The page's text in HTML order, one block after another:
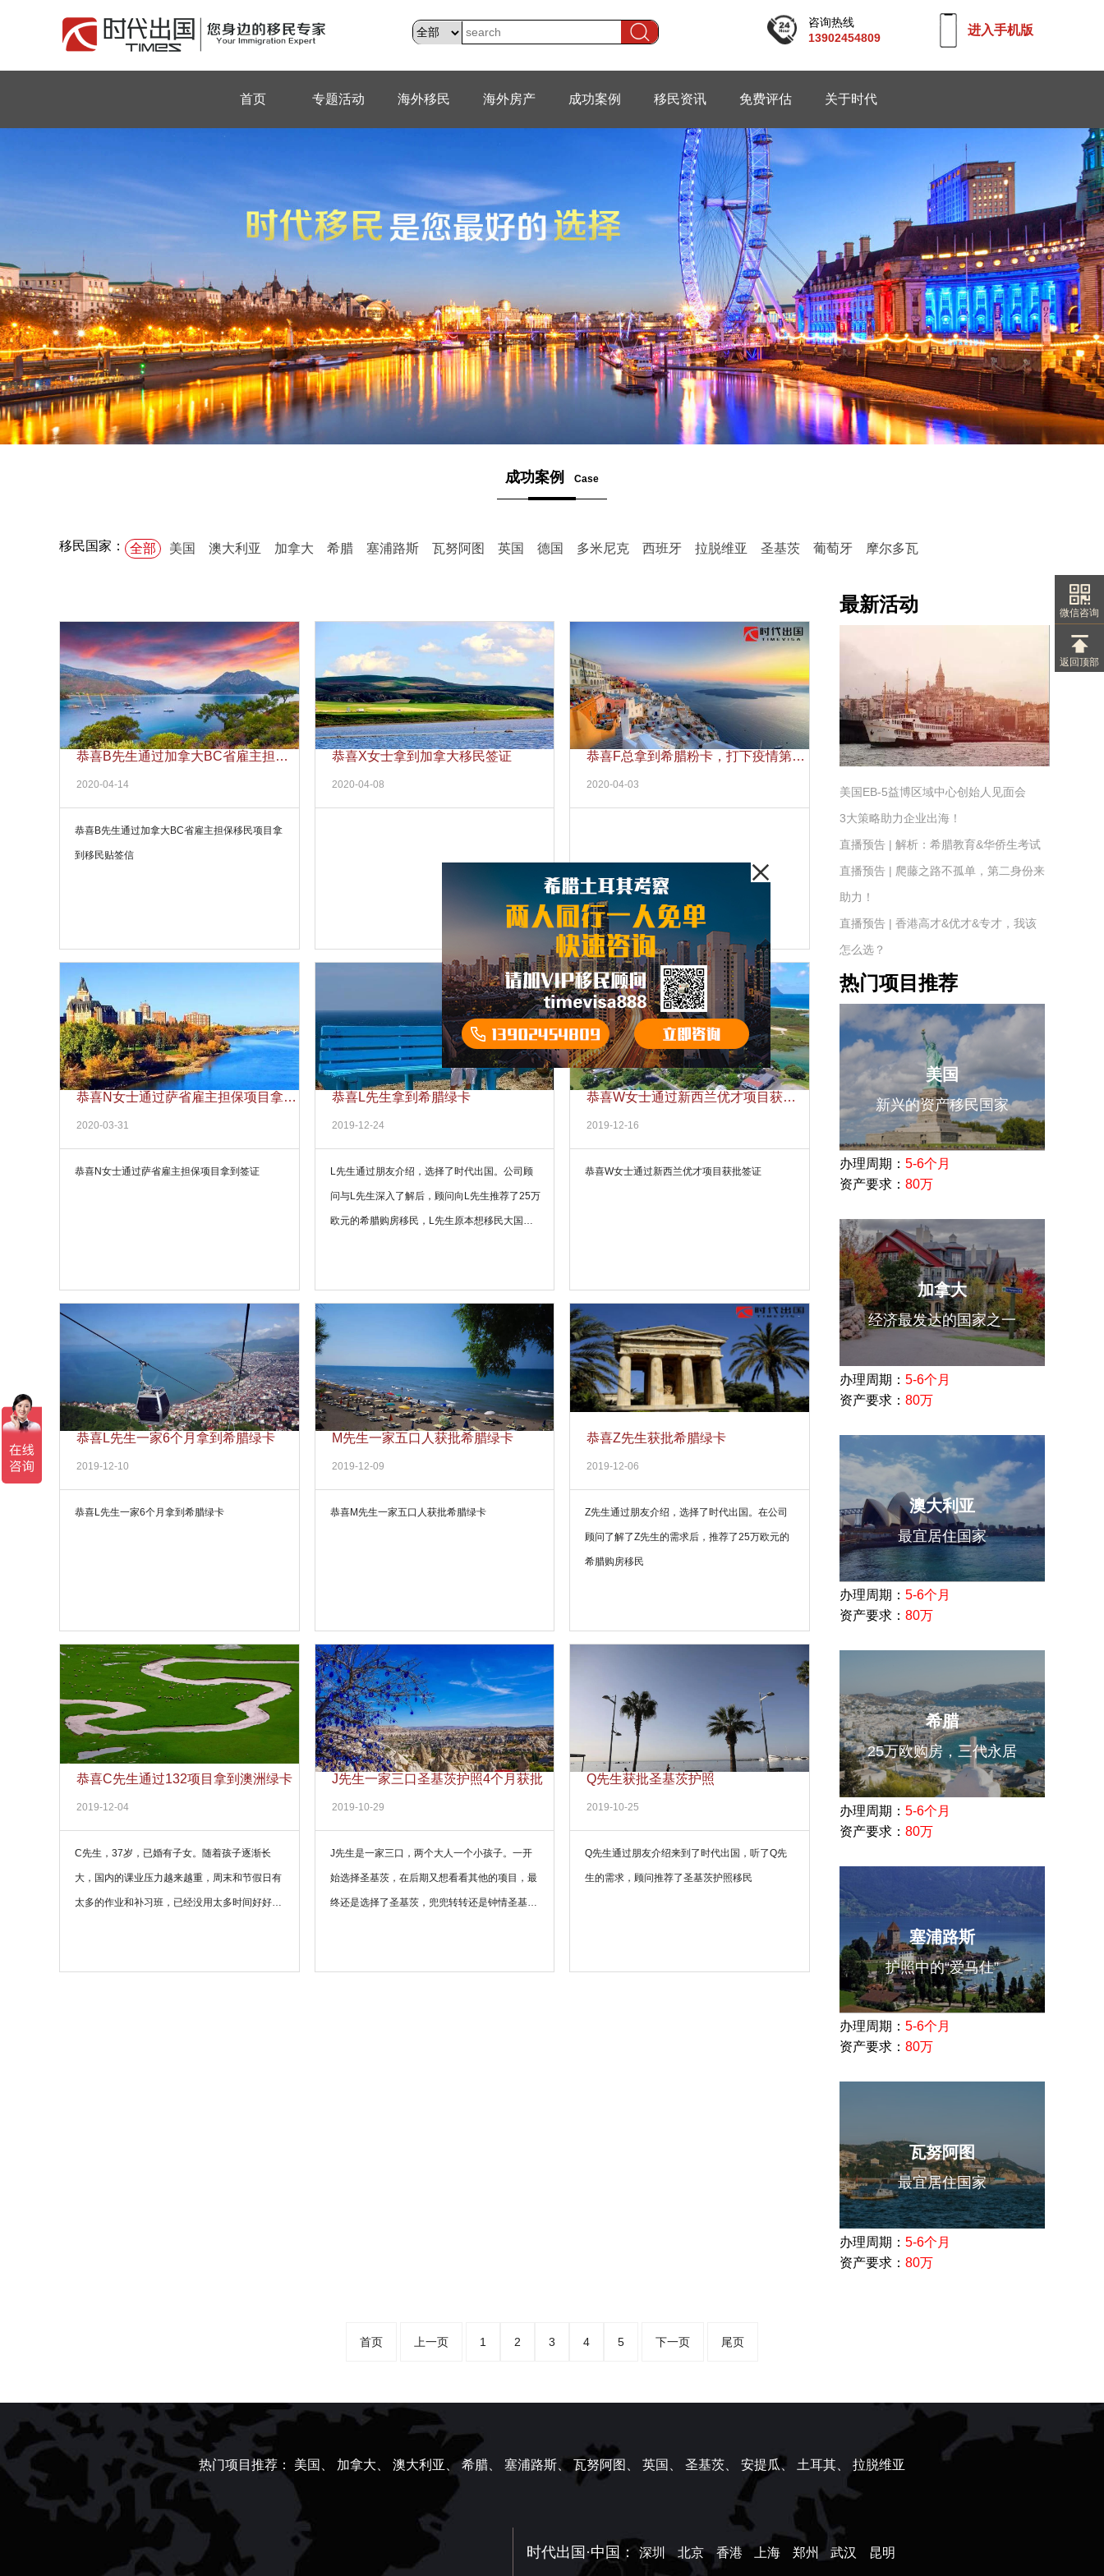
咨询热线
13902454809
进入手机版
首页 专题活动 海外移民 海外房产 成功案例 移民资讯 免费评估 关于时代
成功案例 Case
移民国家： 全部 美国 澳大利亚 加拿大 希腊 塞浦路斯 瓦努阿图 英国 德国 多米尼克 西班牙 拉脱维亚 圣基茨 葡萄牙 摩尔多瓦
恭喜B先生通过加拿大BC省雇主担保
2020-04-14
恭喜B先生通过加拿大BC省雇主担保移民项目拿
到移民贴签信
恭喜X女士拿到加拿大移民签证
2020-04-08
恭喜F总拿到希腊粉卡，打下疫情第一
2020-04-03
恭喜N女士通过萨省雇主担保项目拿到
2020-03-31
恭喜N女士通过萨省雇主担保项目拿到签证
恭喜L先生拿到希腊绿卡
2019-12-24
L先生通过朋友介绍，选择了时代出国。公司顾
问与L先生深入了解后，顾问向L先生推荐了25万
欧元的希腊购房移民，L先生原本想移民大国
恭喜W女士通过新西兰优才项目获批
2019-12-16
恭喜W女士通过新西兰优才项目获批签证
恭喜L先生一家6个月拿到希腊绿卡
2019-12-10
恭喜L先生一家6个月拿到希腊绿卡
M先生一家五口人获批希腊绿卡
2019-12-09
恭喜M先生一家五口人获批希腊绿卡
恭喜Z先生获批希腊绿卡
2019-12-06
Z先生通过朋友介绍，选择了时代出国。在公司
顾问了解了Z先生的需求后，推荐了25万欧元的
希腊购房移民
恭喜C先生通过132项目拿到澳洲绿卡
2019-12-04
C先生，37岁，已婚有子女。随着孩子逐渐长
大，国内的课业压力越来越重，周末和节假日有
太多的作业和补习班，已经没用太多时间好好休
太太商议后决定全家移民澳洲，开始全新的生
J先生一家三口圣基茨护照4个月获批
2019-10-29
J先生是一家三口，两个大人一个小孩子。一开
始选择圣基茨，在后期又想看看其他的项目，最
终还是选择了圣基茨，兜兜转转还是钟情圣基茨
的事，时代专业顾问和同事给客户进行了非常详
Q先生获批圣基茨护照
2019-10-25
Q先生通过朋友介绍来到了时代出国，听了Q先
生的需求，顾问推荐了圣基茨护照移民
最新活动
美国EB-5益博区域中心创始人见面会
3大策略助力企业出海！
直播预告 | 解析：希腊教育&华侨生考试
直播预告 | 爬藤之路不孤单，第二身份来
助力！
直播预告 | 香港高才&优才&专才，我该
怎么选？
热门项目推荐
美国
新兴的资产移民国家
办理周期： 5-6个月
资产要求： 80万
加拿大
经济最发达的国家之一
办理周期： 5-6个月
资产要求： 80万
澳大利亚
最宜居住国家
办理周期： 5-6个月
资产要求： 80万
希腊
25万欧购房，三代永居
办理周期： 5-6个月
资产要求： 80万
塞浦路斯
护照中的“爱马仕”
办理周期： 5-6个月
资产要求： 80万
瓦努阿图
最宜居住国家
办理周期： 5-6个月
资产要求： 80万
首页 上一页 1 2 3 4 5 下一页 尾页
热门项目推荐： 美国、 加拿大、 澳大利亚、 希腊、 塞浦路斯、 瓦努阿图、 英国、 圣基茨、 安提瓜、 土耳其、 拉脱维亚
时代出国·中国：深圳 北京 香港 上海 郑州 武汉 昆明
微信咨询
返回顶部